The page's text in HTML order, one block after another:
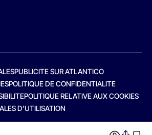
PUBLICITE SUR ATLANTICO
POLITIQUE DE CONFIDENTIALITE
POLITIQUE RELATIVE AUX COOKIES
D’UTILISATION